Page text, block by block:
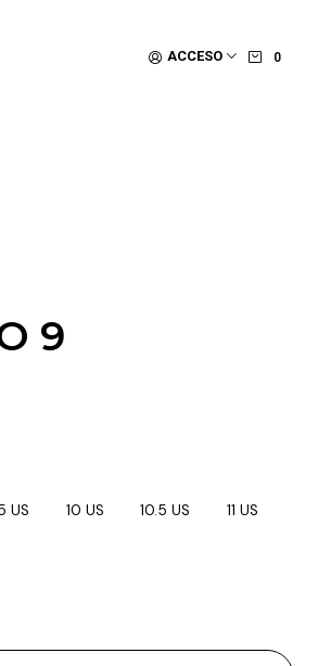
ACCESO 0
9
US 10 US 10.5 US 11 US